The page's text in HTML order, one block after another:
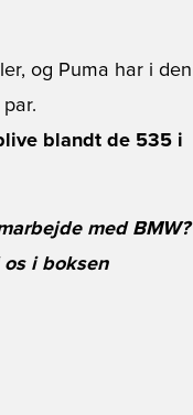
og Puma har i den
blandt de 535 i
med BMW?
i boksen